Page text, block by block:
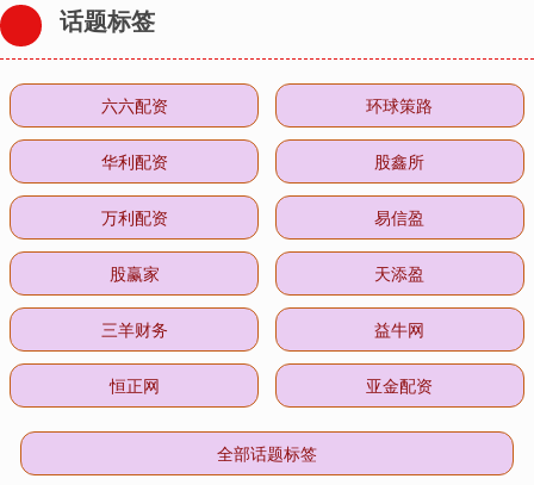
话题标签
六六配资 环球策路
华利配资 股鑫所
万利配资 易信盈
股赢家 天添盈
三羊财务 益牛网
恒正网 亚金配资
全部话题标签